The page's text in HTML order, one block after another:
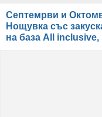
Септемрви и
Нощувка със
на база Аll